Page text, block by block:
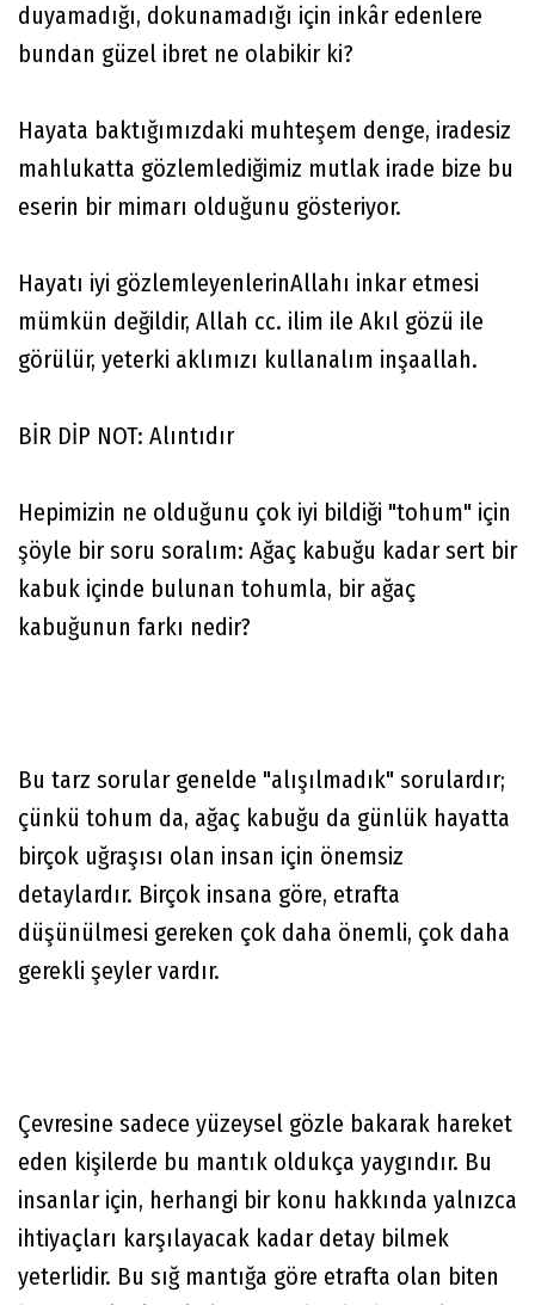
duyamadığı, dokunamadığı için inkâr edenlere
bundan güzel ibret ne olabikir ki?
Hayata baktığımızdaki muhteşem denge, iradesiz
mahlukatta gözlemlediğimiz mutlak irade bize bu
eserin bir mimarı olduğunu gösteriyor.
Hayatı iyi gözlemleyenlerinAllahı inkar etmesi
mümkün değildir, Allah cc. ilim ile Akıl gözü ile
görülür, yeterki aklımızı kullanalım inşaallah.
BİR DİP NOT: Alıntıdır
Hepimizin ne olduğunu çok iyi bildiği "tohum" için
şöyle bir soru soralım: Ağaç kabuğu kadar sert bir
kabuk içinde bulunan tohumla, bir ağaç
kabuğunun farkı nedir?
Bu tarz sorular genelde "alışılmadık" sorulardır;
çünkü tohum da, ağaç kabuğu da günlük hayatta
birçok uğraşısı olan insan için önemsiz
detaylardır. Birçok insana göre, etrafta
düşünülmesi gereken çok daha önemli, çok daha
gerekli şeyler vardır.
Çevresine sadece yüzeysel gözle bakarak hareket
eden kişilerde bu mantık oldukça yaygındır. Bu
insanlar için, herhangi bir konu hakkında yalnızca
ihtiyaçları karşılayacak kadar detay bilmek
yeterlidir. Bu sığ mantığa göre etrafta olan biten